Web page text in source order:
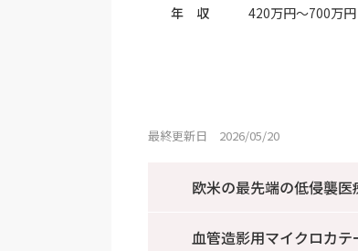
年 収
420万円～700万円
最終更新日 2026/05/20
欧米の最先端の低侵襲医
血管造影用マイクロカテ